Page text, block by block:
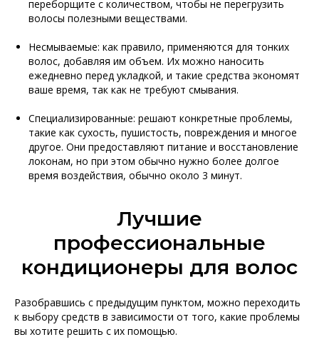
переборщите с количеством, чтобы не перегрузить
волосы полезными веществами.
Несмываемые: как правило, применяются для тонких
волос, добавляя им объем. Их можно наносить
ежедневно перед укладкой, и такие средства экономят
ваше время, так как не требуют смывания.
Специализированные: решают конкретные проблемы,
такие как сухость, пушистость, повреждения и многое
другое. Они предоставляют питание и восстановление
локонам, но при этом обычно нужно более долгое
время воздействия, обычно около 3 минут.
Лучшие
профессиональные
кондиционеры для волос
Разобравшись с предыдущим пунктом, можно переходить
к выбору средств в зависимости от того, какие проблемы
вы хотите решить с их помощью.